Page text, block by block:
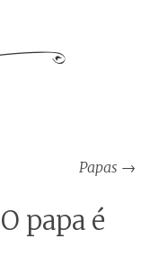
Papas →
O papa é